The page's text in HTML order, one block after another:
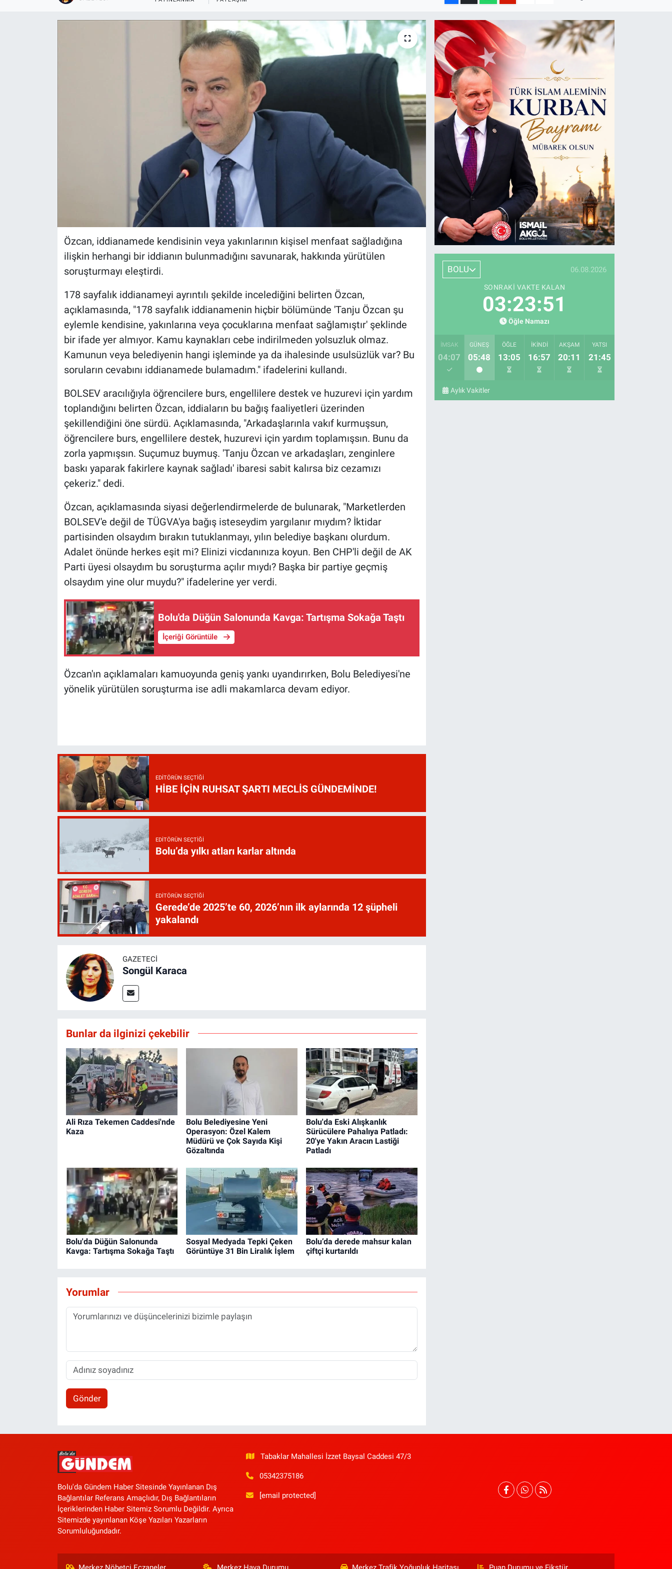
Özcan, iddianamede kendisinin veya yakınlarının kişisel menfaat sağladığına
ilişkin herhangi bir iddianın bulunmadığını savunarak, hakkında yürütülen
soruşturmayı eleştirdi.
178 sayfalık iddianameyi ayrıntılı şekilde incelediğini belirten Özcan,
açıklamasında, "178 sayfalık iddianamenin hiçbir bölümünde 'Tanju Özcan şu
eylemle kendisine, yakınlarına veya çocuklarına menfaat sağlamıştır' şeklinde
bir ifade yer almıyor. Kamu kaynakları cebe indirilmeden yolsuzluk olmaz.
Kamunun veya belediyenin hangi işleminde ya da ihalesinde usulsüzlük var? Bu
soruların cevabını iddianamede bulamadım." ifadelerini kullandı.
BOLSEV aracılığıyla öğrencilere burs, engellilere destek ve huzurevi için yardım
toplandığını belirten Özcan, iddiaların bu bağış faaliyetleri üzerinden
şekillendiğini öne sürdü. Açıklamasında, "Arkadaşlarınla vakıf kurmuşsun,
öğrencilere burs, engellilere destek, huzurevi için yardım toplamışsın. Bunu da
zorla yapmışsın. Suçumuz buymuş. 'Tanju Özcan ve arkadaşları, zenginlere
baskı yaparak fakirlere kaynak sağladı' ibaresi sabit kalırsa biz cezamızı
çekeriz." dedi.
Özcan, açıklamasında siyasi değerlendirmelerde de bulunarak, "Marketlerden
BOLSEV'e değil de TÜGVA'ya bağış isteseydim yargılanır mıydım? İktidar
partisinden olsaydım bırakın tutuklanmayı, yılın belediye başkanı olurdum.
Adalet önünde herkes eşit mi? Elinizi vicdanınıza koyun. Ben CHP'li değil de AK
Parti üyesi olsaydım bu soruşturma açılır mıydı? Başka bir partiye geçmiş
olsaydım yine olur muydu?" ifadelerine yer verdi.
Bolu'da Düğün Salonunda Kavga: Tartışma Sokağa Taştı
İçeriği Görüntüle
Özcan'ın açıklamaları kamuoyunda geniş yankı uyandırırken, Bolu Belediyesi'ne
yönelik yürütülen soruşturma ise adli makamlarca devam ediyor.
EDITÖRÜN SEÇTIĞI
HİBE İÇİN RUHSAT ŞARTI MECLİS GÜNDEMİNDE!
EDITÖRÜN SEÇTIĞI
Bolu’da yılkı atları karlar altında
EDITÖRÜN SEÇTIĞI
Gerede’de 2025’te 60, 2026’nın ilk aylarında 12 şüpheli
yakalandı
GAZETECI
Songül Karaca
Bunlar da ilginizi çekebilir
Ali Rıza Tekemen Caddesi'nde
Kaza
Bolu Belediyesine Yeni
Operasyon: Özel Kalem
Müdürü ve Çok Sayıda Kişi
Gözaltında
Bolu'da Eski Alışkanlık
Sürücülere Pahalıya Patladı:
20'ye Yakın Aracın Lastiği
Patladı
Bolu'da Düğün Salonunda
Kavga: Tartışma Sokağa Taştı
Sosyal Medyada Tepki Çeken
Görüntüye 31 Bin Liralık İşlem
Bolu’da derede mahsur kalan
çiftçi kurtarıldı
Yorumlar
Gönder
BOLU 06.08.2026
SONRAKI VAKTE KALAN
03:23:50
Öğle Namazı
İMSAK
04:07
GÜNEŞ
05:48
ÖĞLE
13:05
İKINDI
16:57
AKŞAM
20:11
YATSI
21:45
Aylık Vakitler
Bolu'da Gündem Haber Sitesinde Yayınlanan Dış
Bağlantılar Referans Amaçlıdır, Dış Bağlantıların
İçeriklerinden Haber Sitemiz Sorumlu Değildir. Ayrıca
Sitemizde yayınlanan Köşe Yazıları Yazarların
Sorumluluğundadır.
Tabaklar Mahallesi İzzet Baysal Caddesi 47/3
05342375186
[email protected]